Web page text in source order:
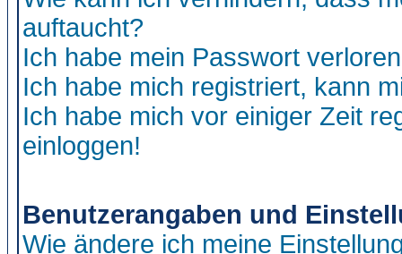
auftaucht?
Ich habe mein Passwort
Ich habe mich registriert, kann
Ich habe mich vor einiger Zeit
einloggen!
Benutzerangaben und
Wie ändere ich meine